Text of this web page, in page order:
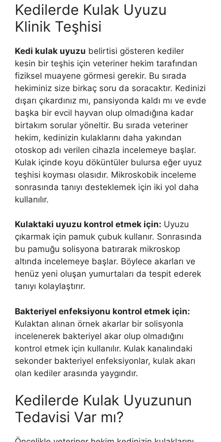
Kedilerde Kulak Uyuzu
Klinik Teşhisi
Kedi kulak uyuzu belirtisi gösteren kediler
kesin bir teşhis için veteriner hekim tarafından
fiziksel muayene görmesi gerekir. Bu sırada
hekiminiz size birkaç soru da soracaktır. Kedinizi
dışarı çıkardınız mı, pansiyonda kaldı mı ve evde
başka bir evcil hayvan olup olmadığına kadar
birtakım sorular yöneltir. Bu sırada veteriner
hekim, kedinizin kulaklarını daha yakından
otoskop adı verilen cihazla incelemeye başlar.
Kulak içinde koyu döküntüler bulursa eğer uyuz
teşhisi koyması olasıdır. Mikroskobik inceleme
sonrasında tanıyı desteklemek için iki yol daha
kullanılır.
Kulaktaki uyuzu kontrol etmek için: Uyuzu
çıkarmak için pamuk çubuk kullanır. Sonrasında
bu pamuğu solisyona batırarak mikroskop
altında incelemeye başlar. Böylece akarları ve
henüz yeni oluşan yumurtaları da tespit ederek
tanıyı kolaylaştırır.
Bakteriyel enfeksiyonu kontrol etmek için:
Kulaktan alınan örnek akarlar bir solisyonla
incelenerek bakteriyel akar olup olmadığını
kontrol etmek için kullanılır. Kulak kanalındaki
sekonder bakteriyel enfeksiyonlar, kulak akarı
olan kediler arasında yaygındır.
Kedilerde Kulak Uyuzunun
Tedavisi Var mı?